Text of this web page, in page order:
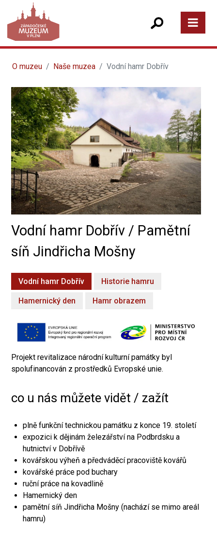
O muzeu Naše muzea Vodní hamr Dobřív
Vodní hamr Dobřív / Pamětní
síň Jindřicha Mošny
Vodní hamr Dobřív Historie hamru
Hamernický den Hamr obrazem
Projekt revitalizace národní kulturní památky byl
spolufinancován z prostředků Evropské unie.
co u nás můžete vidět / zažít
plně funkční technickou památku z konce 19. století
expozici k dějinám železářství na Podbrdsku a
hutnictví v Dobřívě
kovářskou výheň a předváděcí pracoviště kovářů
kovářské práce pod buchary
ruční práce na kovadlině
Hamernický den
pamětní síň Jindřicha Mošny (nachází se mimo areál
hamru)